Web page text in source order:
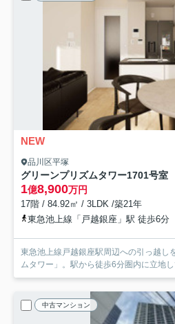
NEW
品川区平塚
グリーンプリズムタワー1701号室
1億8,900万円
17階 / 84.92㎡ / 3LDK /築21年
東急池上線「戸越銀座」駅 徒歩6分
東急池上線戸越銀座駅周辺への引っ越し
ムタワー」。駅から徒歩6分圏内に立地
中古マンション